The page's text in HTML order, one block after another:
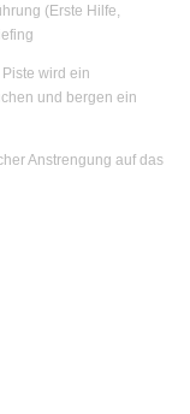
(Erste Hilfe,
wird ein
und bergen ein
Anstrengung auf das